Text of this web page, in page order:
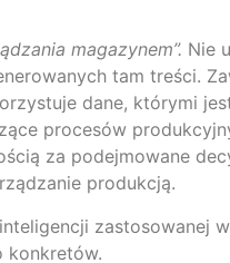
magazynem”. Nie
tam treści.
dane, którymi
procesów
za podejmowane
produkcją.
zastosowanej
konkretów.